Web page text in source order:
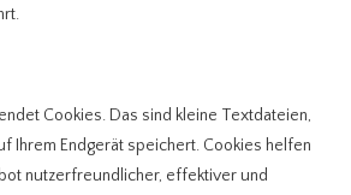
Cookies. Das sind kleine Textdateien,
Ihrem Endgerät speichert. Cookies helfen
nutzerfreundlicher, effektiver und